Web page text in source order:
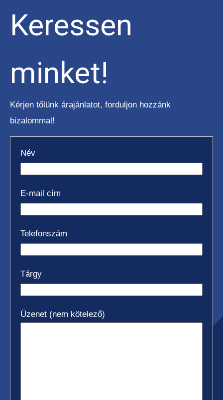
Keressen
minket!
Kérjen tőlünk árajánlatot, forduljon hozzánk
bizalommal!
Név
E-mail cím
Telefonszám
Tárgy
Üzenet (nem kötelező)